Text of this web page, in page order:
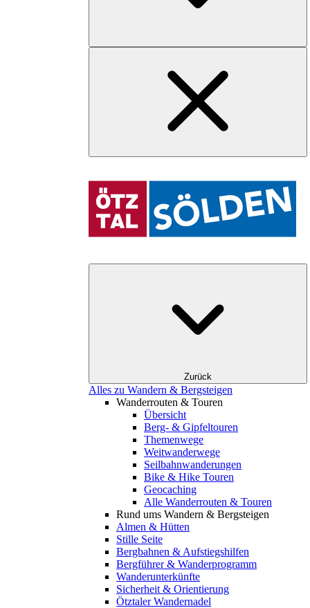
Zurück
Alles zu Wandern & Bergsteigen
Wanderrouten & Touren
Übersicht
Berg- & Gipfeltouren
Themenwege
Weitwanderwege
Seilbahnwanderungen
Bike & Hike Touren
Geocaching
Alle Wanderrouten & Touren
Rund ums Wandern & Bergsteigen
Almen & Hütten
Stille Seite
Bergbahnen & Aufstiegshilfen
Bergführer & Wanderprogramm
Wanderunterkünfte
Sicherheit & Orientierung
Ötztaler Wandernadel